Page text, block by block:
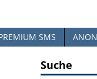
SMS
Suche